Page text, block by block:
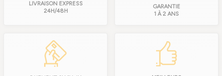
LIVRAISON EXPRESS
24H/48H
GARANTIE
1 À 2 ANS